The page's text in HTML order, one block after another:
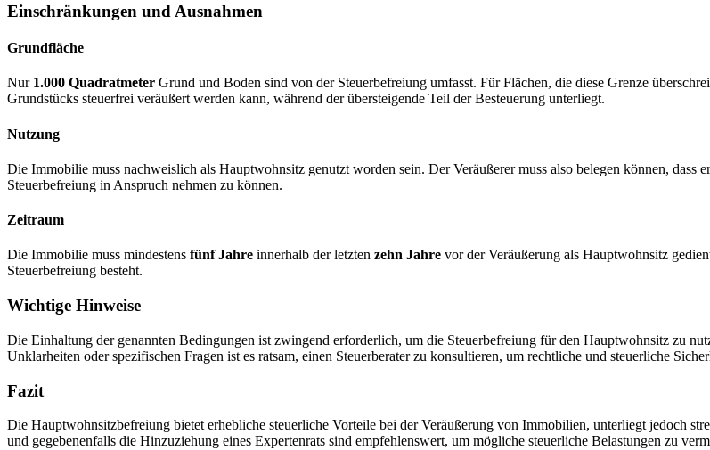
Einschränkungen und Ausnahmen
Grundfläche
Nur 1.000 Quadratmeter Grund und Boden sind von der Steuerbefreiung umfasst. Für Flächen, die diese Grenze
Grundstücks steuerfrei veräußert werden kann, während der übersteigende Teil der Besteuerung unterliegt.
Nutzung
Die Immobilie muss nachweislich als Hauptwohnsitz genutzt worden sein. Der Veräußerer muss also belegen können,
Steuerbefreiung in Anspruch nehmen zu können.
Zeitraum
Die Immobilie muss mindestens fünf Jahre innerhalb der letzten zehn Jahre vor der Veräußerung als Hauptwohnsitz
Steuerbefreiung besteht.
Wichtige Hinweise
Die Einhaltung der genannten Bedingungen ist zwingend erforderlich, um die Steuerbefreiung für den Hauptwohnsitz zu
Unklarheiten oder spezifischen Fragen ist es ratsam, einen Steuerberater zu konsultieren, um rechtliche und steuerliche
Fazit
Die Hauptwohnsitzbefreiung bietet erhebliche steuerliche Vorteile bei der Veräußerung von Immobilien, unterliegt jedoch
und gegebenenfalls die Hinzuziehung eines Expertenrats sind empfehlenswert, um mögliche steuerliche Belastungen zu